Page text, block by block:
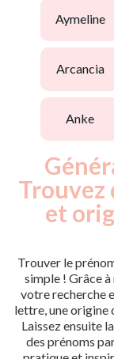
aymeline
arcancia
anke
Trouvez
et
Trouver le
simple ! Grâce
votre recherche
lettre, une origine
Laissez ensuite
des prénoms